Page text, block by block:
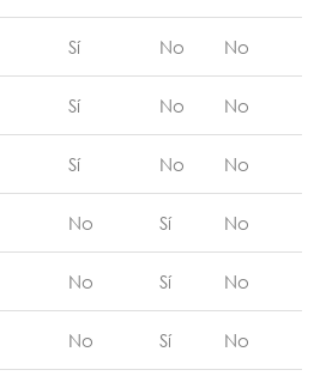
Sí No No
Sí No No
Sí No No
No Sí No
No Sí No
No Sí No